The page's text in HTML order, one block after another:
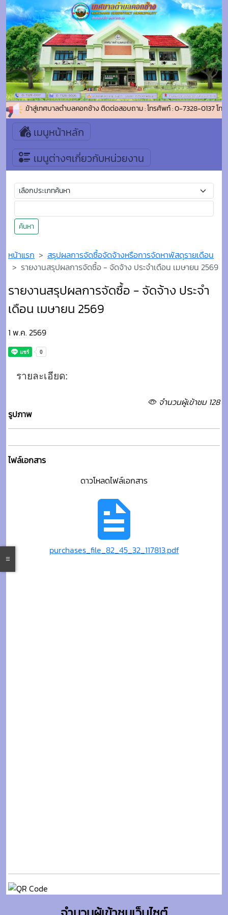
นรับเข้าสู่เทศบาลตำบลคอกช้าง ติดต่อสอบถาม : โทรศัพท์ : 0-7328-0137 โทร
เมนูหน้าหลัก
เมนูต่างๆเกี่ยวกับหน่วยงาน
ค้นหา
หน้าแรก
สรุปผลการจัดซื้อจัดจ้างหรือการจัดหาพัสดุรายเดือน
รายงานสรุปผลการจัดซื้อ - จัดจ้าง ประจำเดือน เมษายน 2569
รายงานสรุปผลการจัดซื้อ - จัดจ้าง ประจำ
เดือน เมษายน 2569
1 พ.ค. 2569
รายละเอียด:
จำนวนผู้เข้าชม 128
รูปภาพ
ไฟล์เอกสาร
ดาวโหลดไฟล์เอกสาร
purchases_file_82_45_32_117813.pdf